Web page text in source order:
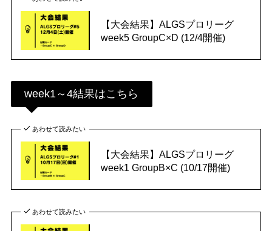
【大会結果】ALGSプロリーグ
week5 GroupC×D (12/4開催)
week1～4結果はこちら
あわせて読みたい
【大会結果】ALGSプロリーグ
week1 GroupB×C (10/17開催)
あわせて読みたい